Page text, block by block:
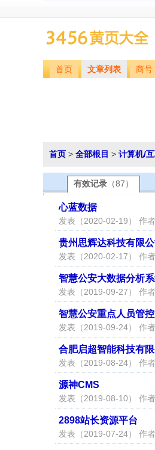
首页 文章列表 商号
首页 > 全部根目 > 计算机/
有效记录 （87）
心蓝数据
发表（2020-02-19） 作
贵州思辉达科技有限公
发表（2020-02-17） 作
智慧公安大数据分析
发表（2019-09-27） 作
智慧公安重点人员管
发表（2019-09-24） 作
合肥启超智能科技有限
发表（2019-08-24） 作
源神CMS
发表（2019-08-10） 作
2898站长资源平台
发表（2019-07-24） 作